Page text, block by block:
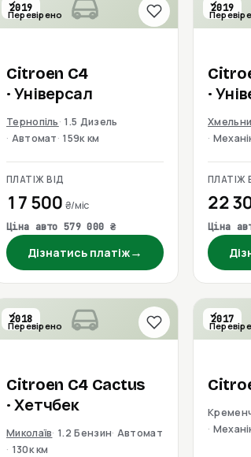
2019
Перевірено
Citroen C4
· Універсал
Тернопіль 1.5 Дизель
Автомат 159к км
ПЛАТІЖ ВІД
17 500 ₴/міс
Ціна авто 579 000 ₴
Дізнатись платіж→
2019
·
ПЛАТІЖ
22
Ціна
2018
Перевірено
Citroen C4 Cactus
· Хетчбек
Миколаїв 1.2 Бензин Автомат
130к км
2017